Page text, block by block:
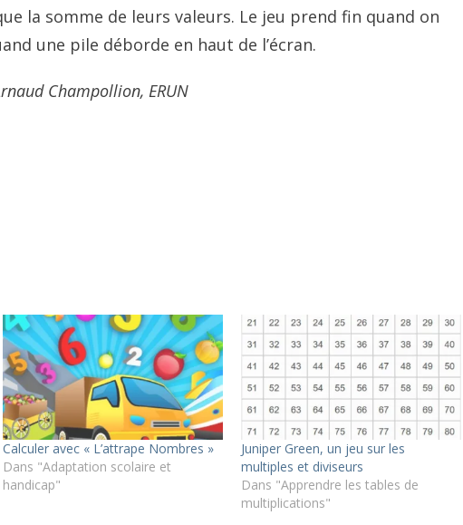
la somme de leurs valeurs. Le jeu prend fin quand on
une pile déborde en haut de l’écran.
Champollion, ERUN
Calculer avec « L’attrape Nombres »
Dans "Adaptation scolaire et
handicap"
Juniper Green, un jeu sur les
multiples et diviseurs
Dans "Apprendre les tables de
multiplications"